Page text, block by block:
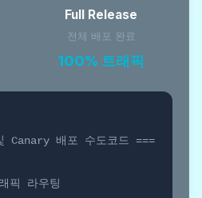
Full Release
전체 배포 완료
100% 트래픽
Canary 배포 수도코드 ===
픽 라우팅